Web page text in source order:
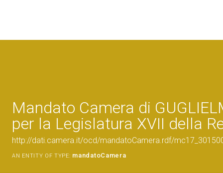
Mandato Camera di
per la Legislatura XVII della
http://dati.camera.it/ocd/mandatoCamera.rdf/
AN ENTITY OF TYPE: mandatoCamera